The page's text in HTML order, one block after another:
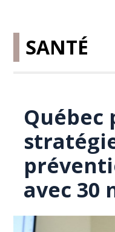
SANTÉ
Québec
avec 30